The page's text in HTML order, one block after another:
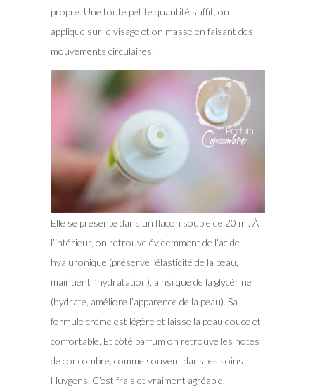
propre. Une toute petite quantité suffit, on
applique sur le visage et on masse en faisant des
mouvements circulaires.
Elle se présente dans un flacon souple de 20 ml. À
l’intérieur, on retrouve évidemment de l’acide
hyaluronique (préserve l’élasticité de la peau,
maintient l’hydratation), ainsi que de la glycérine
(hydrate, améliore l’apparence de la peau). Sa
formule crème est légère et laisse la peau douce et
confortable. Et côté parfum on retrouve les notes
de concombre, comme souvent dans les soins
Huygens. C’est frais et vraiment agréable.